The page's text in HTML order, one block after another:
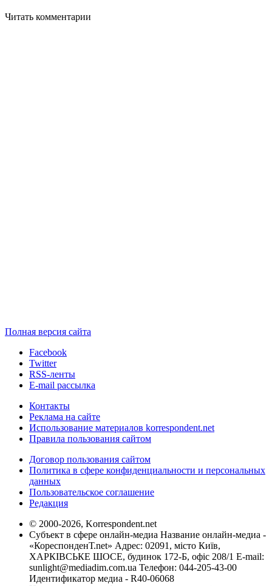
Читать комментарии
Полная версия сайта
Facebook
Twitter
RSS-ленты
E-mail рассылка
Контакты
Реклама на сайте
Использование материалов korrespondent.net
Правила пользования сайтом
Договор пользования сайтом
Политика в сфере конфиденциальности и персональных
данных
Пользовательское соглашение
Редакция
© 2000-2026, Korrespondent.net
Субъект в сфере онлайн-медиа Название онлайн-медиа -
«КореспонденТ.net» Адрес: 02091, місто Київ,
ХАРКІВСЬКЕ ШОСЕ, будинок 172-Б, офіс 208/1 E-mail:
sunlight@mediadim.com.ua Телефон: 044-205-43-00
Идентификатор медиа - R40-06068